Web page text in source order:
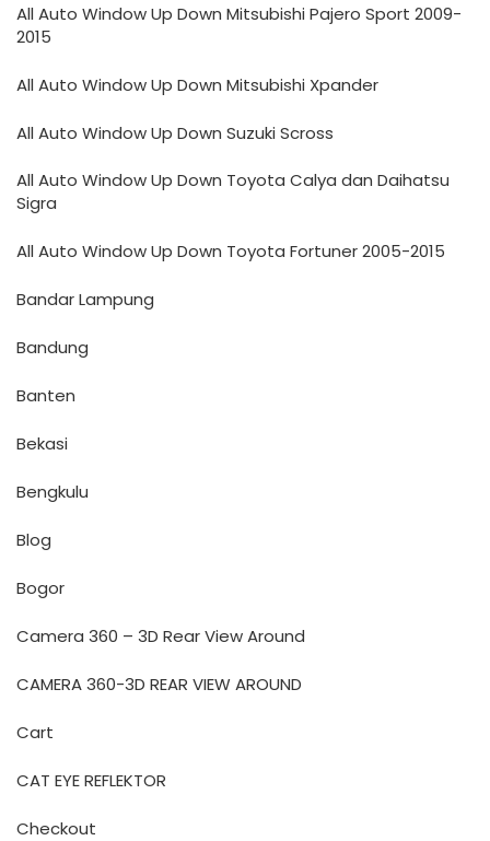
All Auto Window Up Down Mitsubishi Pajero Sport 2009-
2015
All Auto Window Up Down Mitsubishi Xpander
All Auto Window Up Down Suzuki Scross
All Auto Window Up Down Toyota Calya dan Daihatsu
Sigra
All Auto Window Up Down Toyota Fortuner 2005-2015
Bandar Lampung
Bandung
Banten
Bekasi
Bengkulu
Blog
Bogor
Camera 360 – 3D Rear View Around
CAMERA 360-3D REAR VIEW AROUND
Cart
CAT EYE REFLEKTOR
Checkout